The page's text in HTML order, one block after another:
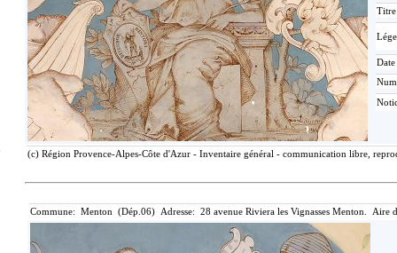
(c) Région Provence-Alpes-Côte d'Azur - Inventaire général - communication libre,
Commune: Menton (Dép.06) Adresse: 28 avenue Riviera les Vignasses Menton. Aire